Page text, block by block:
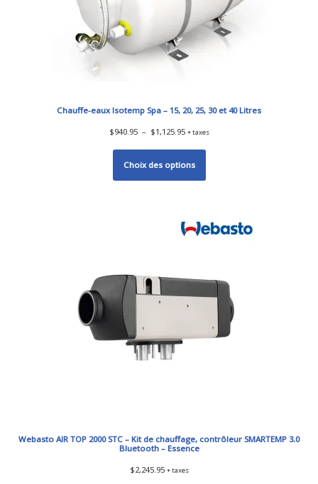
Chauffe-eaux Isotemp Spa – 15, 20, 25, 30 et 40 Litres
$940.95 – $1,125.95 + taxes
Choix des options
Webasto AIR TOP 2000 STC – Kit de chauffage, contrôleur SMARTEMP 3.0
Bluetooth – Essence
$2,245.95 + taxes